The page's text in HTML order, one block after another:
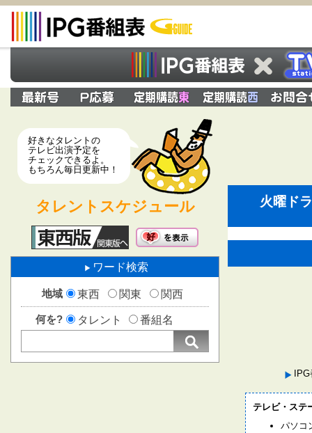
好きなタレントの
テレビ出演予定を
チェックできるよ。
もちろん毎日更新中！
タレントスケジュール
ワード検索
地域 東西 関東 関西
何を? タレント 番組名
火曜ド
テレビ・ステ
パソコ